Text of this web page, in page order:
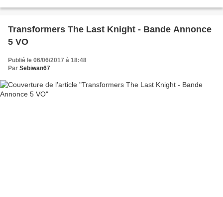
Transformers The Last Knight - Bande Annonce
5 VO
Publié le 06/06/2017 à 18:48
Par Sebiwan67